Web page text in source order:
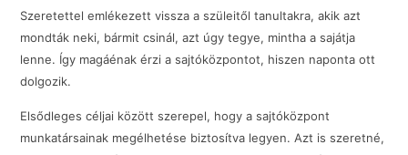
Szeretettel emlékezett vissza a szüleitől tanultakra, akik azt
mondták neki, bármit csinál, azt úgy tegye, mintha a sajátja
lenne. Így magáénak érzi a sajtóközpontot, hiszen naponta ott
dolgozik.
Elsődleges céljai között szerepel, hogy a sajtóközpont
munkatársainak megélhetése biztosítva legyen. Azt is szeretné,